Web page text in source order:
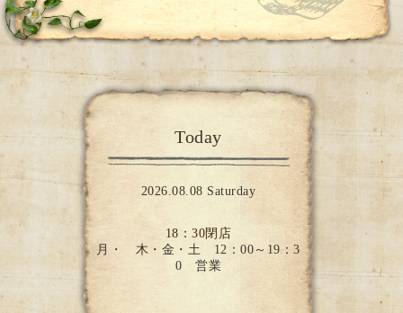
Today
2026.08.08 Saturday
18：30閉店
月・ 木・金・土 12：00～19：3
0 営業